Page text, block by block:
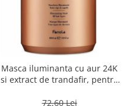
Masca iluminanta cu aur 24K
si extract de trandafir, pentru
Oro Therapy, 1000 ml
72,60 Lei